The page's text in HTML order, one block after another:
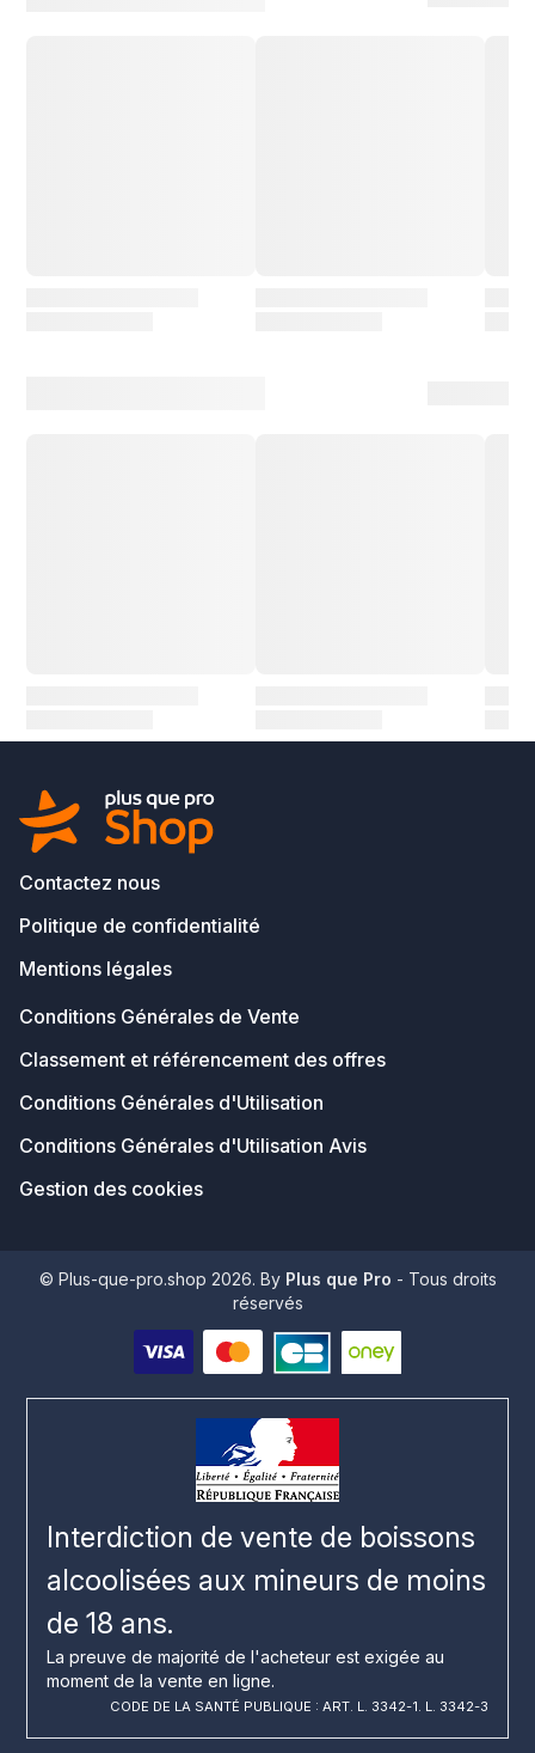
Contactez nous
Politique de confidentialité
Mentions légales
Conditions Générales de Vente
Classement et référencement des offres
Conditions Générales d'Utilisation
Conditions Générales d'Utilisation Avis
Gestion des cookies
© Plus-que-pro.shop 2026. By Plus que Pro - Tous droits
réservés
Interdiction de vente de boissons
alcoolisées aux mineurs de moins
de 18 ans.
La preuve de majorité de l'acheteur est exigée au
moment de la vente en ligne.
CODE DE LA SANTÉ PUBLIQUE : ART. L. 3342-1. L. 3342-3